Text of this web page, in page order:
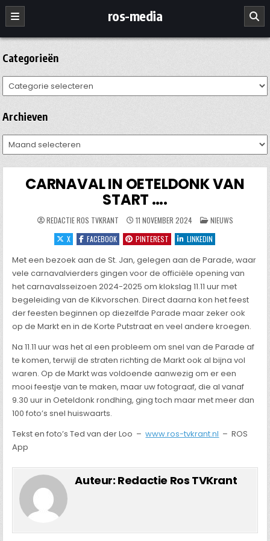
Ga
naar
de
inhoud
ros-media
Categorieën
Categorieën
Archieven
Archieven
CARNAVAL IN OETELDONK VAN
START ….
REDACTIE ROS TVKRANT 11 NOVEMBER 2024 GEPLAATST
IN
NIEUWS
X
FACEBOOK PINTEREST LINKEDIN
Met een bezoek aan de St. Jan, gelegen aan de Parade, waar
vele carnavalvierders gingen voor de officiële opening van
het carnavalsseizoen 2024-2025 om klokslag 11.11 uur met
begeleiding van de Kikvorschen. Direct daarna kon het feest
der feesten beginnen op diezelfde Parade maar zeker ook
op de Markt en in de Korte Putstraat en veel andere kroegen.
Na 11.11 uur was het al een probleem om snel van de Parade af
te komen, terwijl de straten richting de Markt ook al bijna vol
waren. Op de Markt was voldoende aanwezig om er een
mooi feestje van te maken, maar uw fotograaf, die al vanaf
9.30 uur in Oeteldonk rondhing, ging toch maar met meer dan
100 foto’s snel huiswaarts.
Tekst en foto’s Ted van der Loo –www.ros-tvkrant.nl – ROS
App
Auteur: Redactie Ros TVKrant